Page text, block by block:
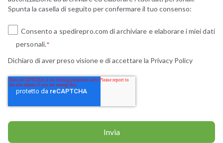
Spunta la casella di seguito per confermare il tuo consenso:
Consento a spedirepro.com di archiviare e elaborare i miei dati
personali.*
Dichiaro di aver preso visione e di accettare la Privacy Policy